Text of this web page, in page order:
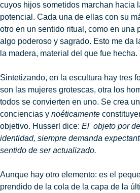
cuyos hijos sometidos marchan hacia
potencial. Cada una de ellas con su
otro en un sentido ritual, como en una
algo poderoso y sagrado. Esto me da
la madera, material del que fue hecha.
Sintetizando, en la escultura hay tres
son las mujeres grotescas, otra los
todos se convierten en uno. Se crea
conciencias y noéticamente
objetivo. Husserl dice: El objeto por
identidad, siempre demanda
sentido de ser actualizado.
Aunque hay otro elemento: es el
prendido de la cola de la capa de la